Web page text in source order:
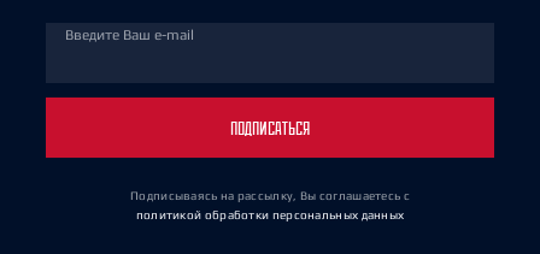
Введите Ваш e-mail
ПОДПИСАТЬСЯ
Подписываясь на рассылку, Вы соглашаетесь с
политикой обработки персональных данных